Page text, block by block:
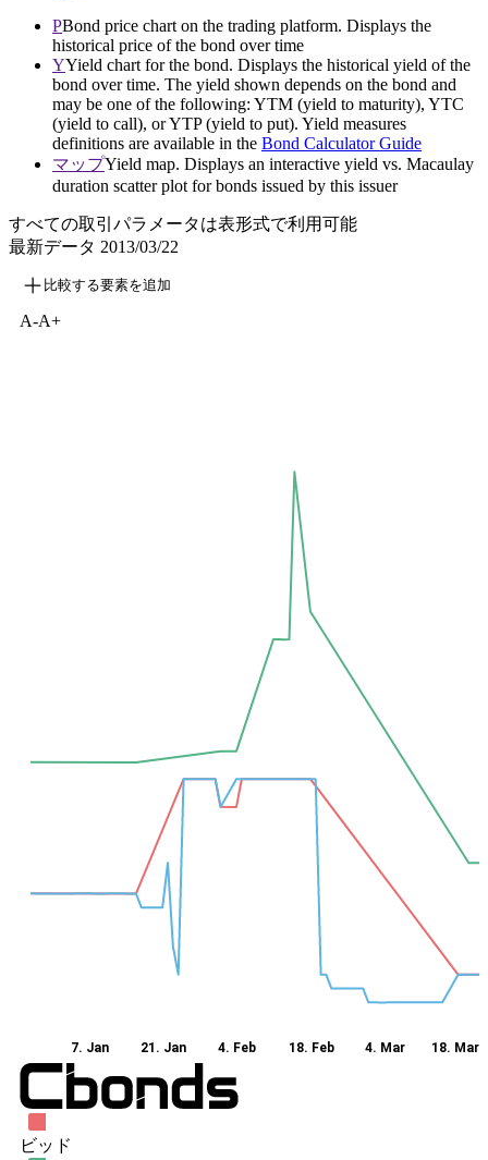
PBond price chart on the trading platform. Displays the
historical price of the bond over time
YYield chart for the bond. Displays the historical yield of the
bond over time. The yield shown depends on the bond and
may be one of the following: YTM (yield to maturity), YTC
(yield to call), or YTP (yield to put). Yield measures
definitions are available in the Bond Calculator Guide
マップYield map. Displays an interactive yield vs. Macaulay
duration scatter plot for bonds issued by this issuer
すべての取引パラメータは表形式で利用可能
最新データ 2013/03/22
比較する要素を追加